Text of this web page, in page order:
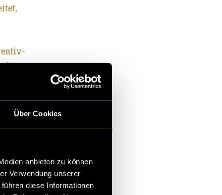
Über Cookies
anbieten zu können
Verwendung unserer
diese Informationen
die
Faktoren
die